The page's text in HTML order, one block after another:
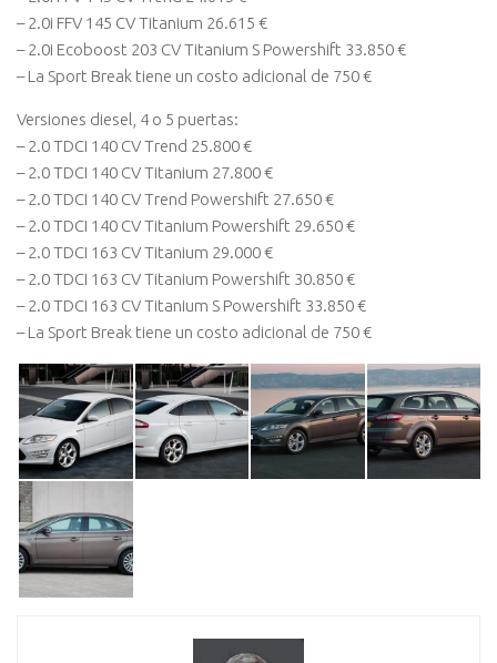
– 2.0i FFV 145 CV Titanium 26.615 €
– 2.0i Ecoboost 203 CV Titanium S Powershift 33.850 €
– La Sport Break tiene un costo adicional de 750 €
Versiones diesel, 4 o 5 puertas:
– 2.0 TDCI 140 CV Trend 25.800 €
– 2.0 TDCI 140 CV Titanium 27.800 €
– 2.0 TDCI 140 CV Trend Powershift 27.650 €
– 2.0 TDCI 140 CV Titanium Powershift 29.650 €
– 2.0 TDCI 163 CV Titanium 29.000 €
– 2.0 TDCI 163 CV Titanium Powershift 30.850 €
– 2.0 TDCI 163 CV Titanium S Powershift 33.850 €
– La Sport Break tiene un costo adicional de 750 €